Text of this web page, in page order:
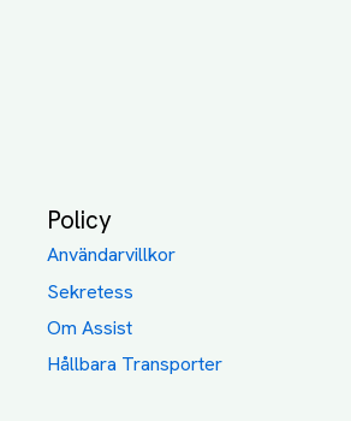
Policy
Användarvillkor
Sekretess
Om Assist
Hållbara Transporter